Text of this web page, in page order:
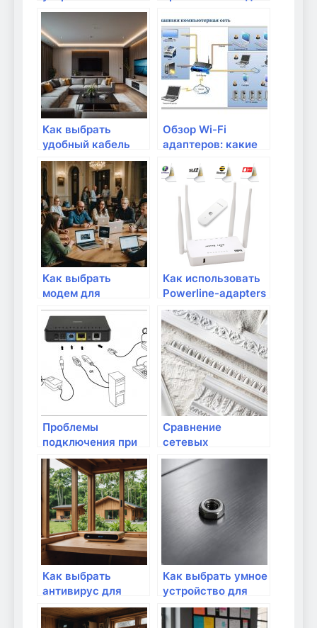
выбрать
правильный
маршрутизатор
интернета?
Как выбрать
удобный кабель
для подключения
интернета?
Обзор Wi-Fi
адаптеров: какие
своего
устройства?
Как выбрать
модем для
домашнего
интернета
Как использовать
Powerline-адapters
для улучшения
интернета?
Проблемы
подключения при
дешевых
адаптерах: что
знать?
Сравнение
сетевых
адаптеров: какие
лучше?
Как выбрать
антивирус для
защиты домашней
сети?
Как выбрать умное
устройство для
контроля Wi-Fi